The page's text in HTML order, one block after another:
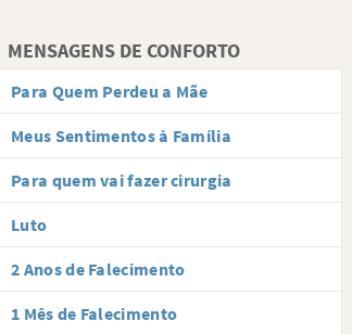
MENSAGENS DE CONFORTO
Para Quem Perdeu a Mãe
Meus Sentimentos à Família
Para quem vai fazer cirurgia
Luto
2 Anos de Falecimento
1 Mês de Falecimento